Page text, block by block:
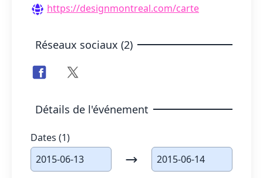
https://designmontreal.com/carte
Réseaux sociaux (2)
Détails de l'événement
Dates (1)
2015-06-13
2015-06-14